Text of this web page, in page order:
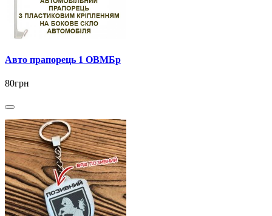
Авто прапорець 1 ОВМБр
80грн